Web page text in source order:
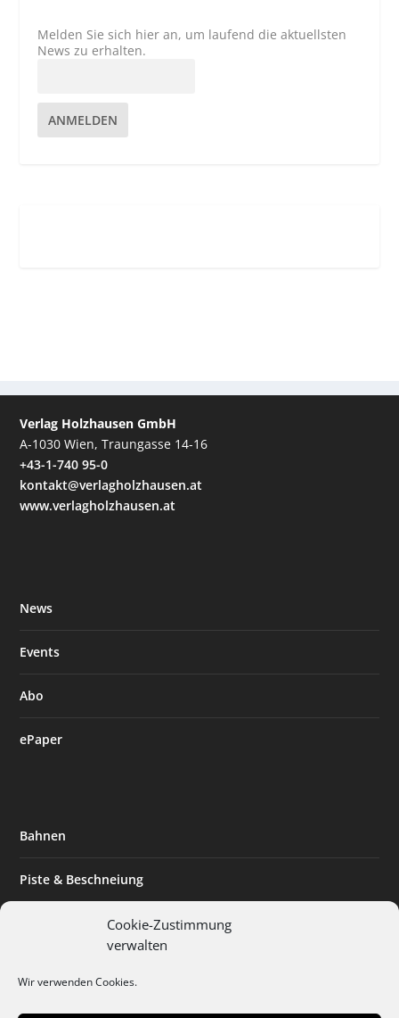
Cookie-Zustimmung
verwalten
Wir verwenden Cookies.
Melden Sie sich hier an, um laufend die aktuellsten
News zu erhalten.
ANMELDEN
Verlag Holzhausen GmbH
A-1030 Wien, Traungasse 14-16
+43-1-740 95-0
kontakt@verlagholzhausen.at
www.verlagholzhausen.at
News
Events
Abo
ePaper
Bahnen
Piste & Beschneiung
Expertise & Technik